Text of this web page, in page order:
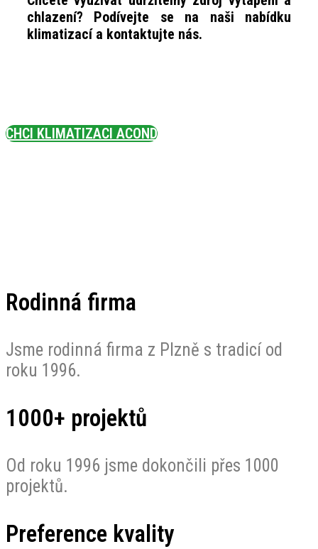
chlazení? Podívejte se na naši nabídku
klimatizací a kontaktujte nás.
CHCI KLIMATIZACI ACOND
Rodinná firma
Jsme rodinná firma z Plzně s tradicí od
roku 1996.
1000+ projektů
Od roku 1996 jsme dokončili přes 1000
projektů.
Preference kvality